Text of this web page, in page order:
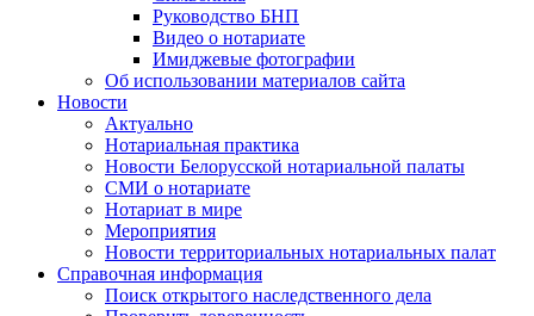
Руководство БНП
Видео о нотариате
Имиджевые фотографии
Об использовании материалов сайта
Новости
Актуально
Нотариальная практика
Новости Белорусской нотариальной палаты
СМИ о нотариате
Нотариат в мире
Мероприятия
Новости территориальных нотариальных палат
Справочная информация
Поиск открытого наследственного дела